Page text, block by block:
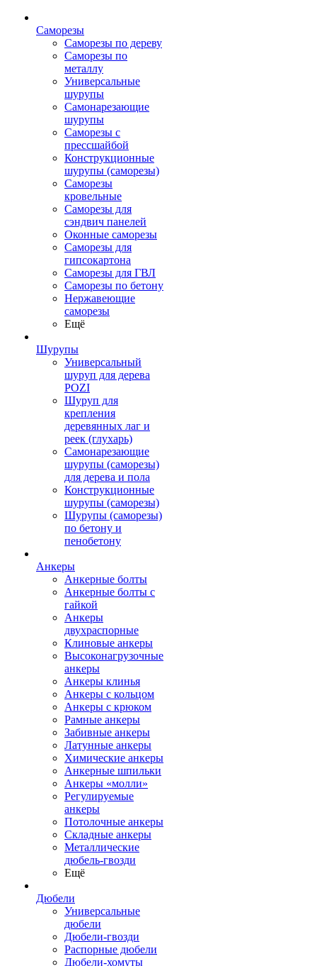
Саморезы
Саморезы по дереву
Саморезы по
металлу
Универсальные
шурупы
Самонарезающие
шурупы
Саморезы с
прессшайбой
Конструкционные
шурупы (саморезы)
Саморезы
кровельные
Саморезы для
сэндвич панелей
Оконные саморезы
Саморезы для
гипсокартона
Саморезы для ГВЛ
Саморезы по бетону
Нержавеющие
саморезы
Ещё
Шурупы
Универсальный
шуруп для дерева
POZI
Шуруп для
крепления
деревянных лаг и
реек (глухарь)
Самонарезающие
шурупы (саморезы)
для дерева и пола
Конструкционные
шурупы (саморезы)
Шурупы (саморезы)
по бетону и
пенобетону
Анкеры
Анкерные болты
Анкерные болты с
гайкой
Анкеры
двухраспорные
Клиновые анкеры
Высоконагрузочные
анкеры
Анкеры клинья
Анкеры с кольцом
Анкеры с крюком
Рамные анкеры
Забивные анкеры
Латунные анкеры
Химические анкеры
Анкерные шпильки
Анкеры «молли»
Регулируемые
анкеры
Потолочные анкеры
Складные анкеры
Металлические
дюбель-гвозди
Ещё
Дюбели
Универсальные
дюбели
Дюбели-гвозди
Распорные дюбели
Дюбели-хомуты